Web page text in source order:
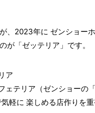
、2023年に ゼンショー
が「ゼッテリア」です。
ア
ェテリア（ゼンショーの
軽に 楽しめる店作りを重